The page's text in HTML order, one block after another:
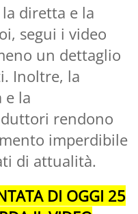
diretta e la
segui i video
un dettaglio
Inoltre, la
e la
rendono
imperdibile
di attualità.
DI OGGI 25